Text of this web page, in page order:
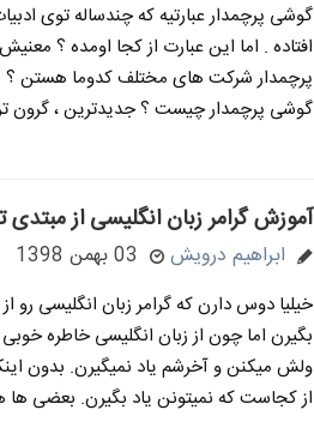
گوشی پرچمدار عبارتیه که چندساله توی
افتاده . اما این عبارت از کجا اومده ؟
پرچمدار شرکت های مختلف کدوما هستن ؟
گوشی پرچمدار چیست ؟ جدیدترین ، گرون
آموزش گرامر زبان انگلیسی از مبتدی
ابراهیم درویش 03 بهمن 1398
خیلیا دوس دارن که گرامر زبان انگلیسی رو
بگیرن اما چون از زبان انگلیسی خاطره
ولش میکنن و آخرشم یاد نمیگیرن. بدون
از کجاست که نمیتونن یاد بگیرن. بعضی